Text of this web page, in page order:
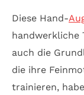
Diese Hand-
handwerkliche
auch die
die ihre
trainieren,